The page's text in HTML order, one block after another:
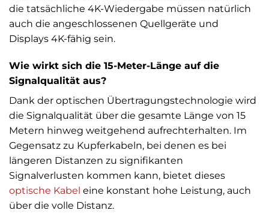
die tatsächliche 4K-Wiedergabe müssen natürlich
auch die angeschlossenen Quellgeräte und
Displays 4K-fähig sein.
Wie wirkt sich die 15-Meter-Länge auf die
Signalqualität aus?
Dank der optischen Übertragungstechnologie wird
die Signalqualität über die gesamte Länge von 15
Metern hinweg weitgehend aufrechterhalten. Im
Gegensatz zu Kupferkabeln, bei denen es bei
längeren Distanzen zu signifikanten
Signalverlusten kommen kann, bietet dieses
optische Kabel eine konstant hohe Leistung, auch
über die volle Distanz.